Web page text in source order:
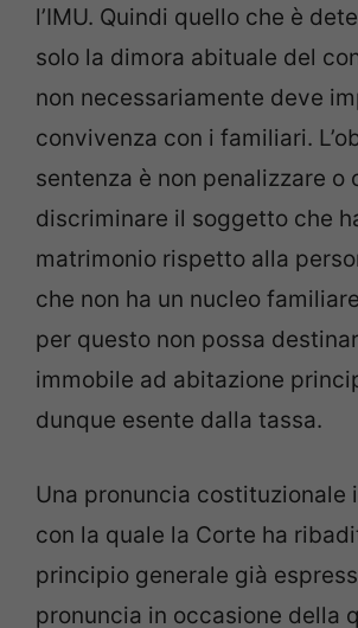
l’IMU. Quindi quello che è
solo la dimora abituale del
non necessariamente deve
convivenza con i familiari.
sentenza è non penalizzare o
discriminare il soggetto che
matrimonio rispetto alla
che non ha un nucleo
per questo non possa
immobile ad abitazione
dunque esente dalla tassa.
Una pronuncia costituzionale
con la quale la Corte ha
principio generale già
pronuncia in occasione della